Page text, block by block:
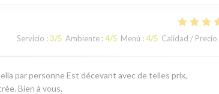
Servicio : 3/5 Ambiente : 4/5 Menú : 4/5 Calidad / Precio
par personne Est décevant avec de telles prix,
Bien à vous.